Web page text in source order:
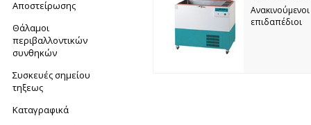
Αποστείρωσης
Θάλαμοι
περιβαλλοντικών
συνθηκών
Συσκευές σημείου
τηξεως
Καταγραφικά
επιδαπέδιοι